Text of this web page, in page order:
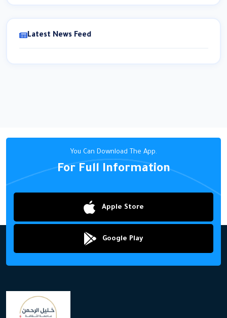
Latest News Feed
You Can Download The App.
For Full Information
Apple Store
Google Play